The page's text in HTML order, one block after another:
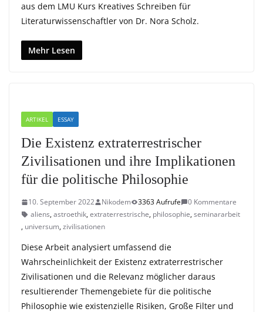
aus dem LMU Kurs Kreatives Schreiben für
Literaturwissenschaftler von Dr. Nora Scholz.
Mehr Lesen
ARTIKEL ESSAY
Die Existenz extraterrestrischer
Zivilisationen und ihre Implikationen
für die politische Philosophie
10. September 2022 Nikodem 3363 Aufrufe
0 Kommentare
aliens,astroethik,extraterrestrische, philosophie,seminararbeit
, universum,zivilisationen
Diese Arbeit analysiert umfassend die
Wahrscheinlichkeit der Existenz extraterrestrischer
Zivilisationen und die Relevanz möglicher daraus
resultierender Themengebiete für die politische
Philosophie wie existenzielle Risiken, Große Filter und